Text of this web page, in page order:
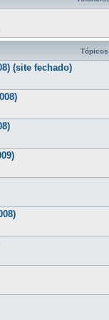
Tópicos
(site fechado)